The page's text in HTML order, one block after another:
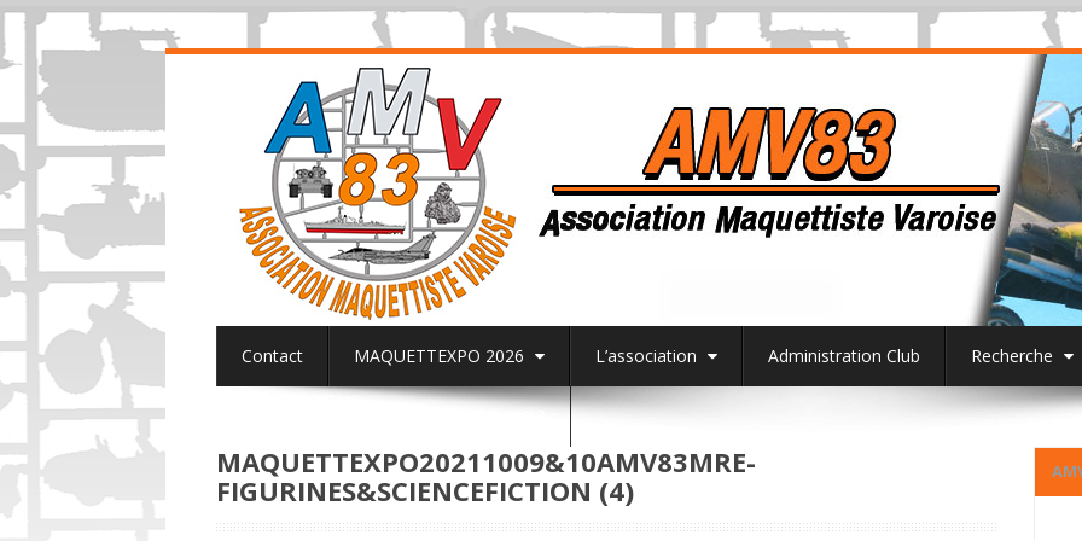
Contact MAQUETTEXPO 2026 L’association Administration Club Recherche
MAQUETTEXPO20211009&10AMV83MRE-
FIGURINES&SCIENCEFICTION (4)